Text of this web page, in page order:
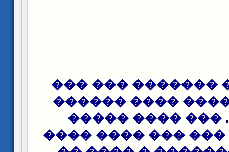
���� ����
����� ������
������.. ���
������� � ���